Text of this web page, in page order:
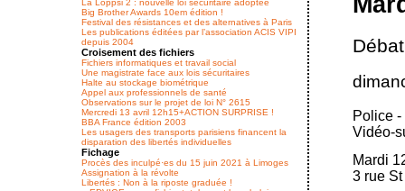
Police
Vidéo-
Mardi
3 rue St
La Loppsi 2 : nouvelle loi sécuritaire adoptée
Big Brother Awards 10em édition !
Festival des résistances et des alternatives à Paris
Les publications éditées par l’association ACIS VIPI
depuis 2004
Croisement des fichiers
Fichiers informatiques et travail social
Une magistrate face aux lois sécuritaires
Halte au stockage biométrique
Appel aux professionnels de santé
Observations sur le projet de loi N° 2615
Mercredi 13 avril 12h15+ACTION SURPRISE !
BBA France édition 2003
Les usagers des transports parisiens financent la
disparation des libertés individuelles
Fichage
Procès des inculpé·es du 15 juin 2021 à Limoges
Assignation à la révolte
Libertés : Non à la riposte graduée !